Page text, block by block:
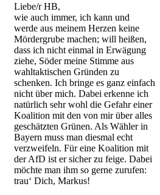
Liebe/r HB,
wie auch immer, ich kann und
werde aus meinem Herzen keine
Mördergrube machen; will heißen,
dass ich nicht einmal in Erwägung
ziehe, Söder meine Stimme aus
wahltaktischen Gründen zu
schenken. Ich bringe es ganz einfach
nicht über mich. Dabei erkenne ich
natürlich sehr wohl die Gefahr einer
Koalition mit den von mir über alles
geschätzten Grünen. Als Wähler in
Bayern muss man diesmal echt
verzweifeln. Für eine Koalition mit
der AfD ist er sicher zu feige. Dabei
möchte man ihm so gerne zurufen:
trau‘ Dich, Markus!